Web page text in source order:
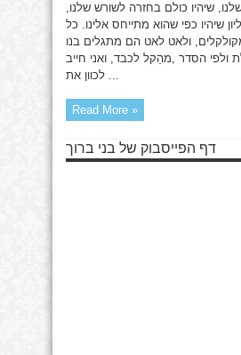
שיהיו כולם בחזרה לשורש שלנו,
שיהיו כפי שהוא מתייחס אלינו. כל
ולאט לאט הם מתגלים בנו
ולפי הסדר ,מהַקל לכבד, ואני חייב
לכוון את ...
Read More »
דף הפייסבוק של בני ברוך